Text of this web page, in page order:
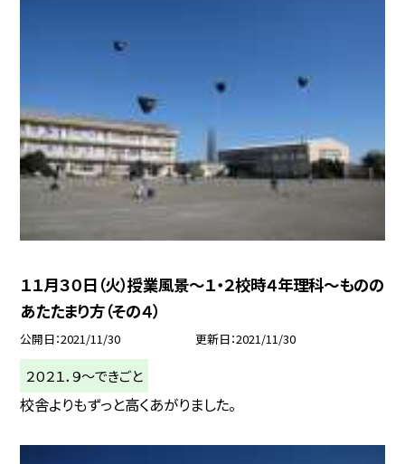
１１月３０日（火）授業風景〜１・２校時４年理科〜ものの
あたたまり方（その４）
公開日 2021/11/30 更新日 2021/11/30
２０２１．９〜できごと
校舎よりもずっと高くあがりました。